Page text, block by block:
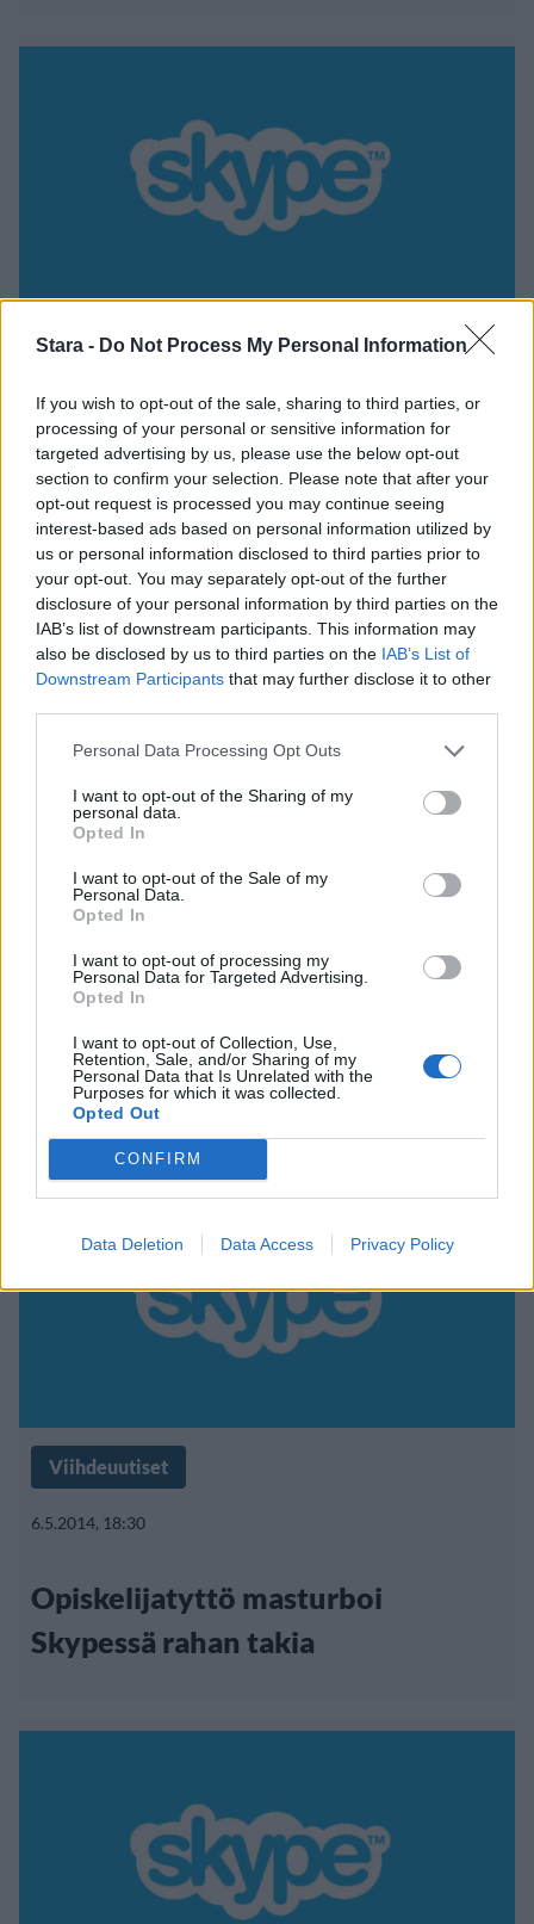
Stara - Do Not Process My Personal Information
If you wish to opt-out of the sale, sharing to third parties, or
processing of your personal or sensitive information for
targeted advertising by us, please use the below opt-out
section to confirm your selection. Please note that after your
opt-out request is processed you may continue seeing
interest-based ads based on personal information utilized by
us or personal information disclosed to third parties prior to
your opt-out. You may separately opt-out of the further
disclosure of your personal information by third parties on the
IAB’s list of downstream participants. This information may
also be disclosed by us to third parties on the IAB’s List of
Downstream Participants that may further disclose it to other
Personal Data Processing Opt Outs
I want to opt-out of the Sharing of my
personal data.
Opted In
I want to opt-out of the Sale of my
Personal Data.
Opted In
I want to opt-out of processing my
Personal Data for Targeted Advertising.
Opted In
I want to opt-out of Collection, Use,
Retention, Sale, and/or Sharing of my
Personal Data that Is Unrelated with the
Purposes for which it was collected.
Opted Out
CONFIRM
Data Deletion Data Access Privacy Policy
Viihdeuutiset
5.1.2015, 19:30
Koirat skypettivät omistajiensa
kanssa – reaktiot vailla vertaa
Viihdeuutiset
15.12.2014, 17:00
Internet mullistuu! Skype tulkkaa
puheen reaaliajassa
Viihdeuutiset
6.5.2014, 18:30
Opiskelijatyttö masturboi
Skypessä rahan takia